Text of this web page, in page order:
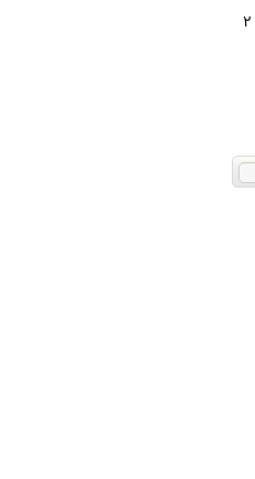
داروهای ناباروری بسیار گران شده است، مثلا قرص و آمپولی که برای درمان ناباروری پیش از سال ۸۰۰ هزار تومان بود، در این روزها بیش از ۲